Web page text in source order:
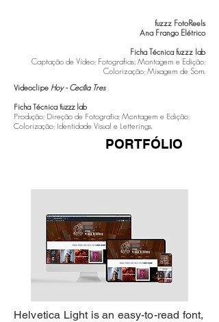
fuzzz FotoReels
Ana Frango Elétrico
Ficha Técnica fuzzz lab
Captação de Vídeo; Fotografias; Montagem e Edição;
Colorização; Mixagem de Som.
Videoclipe Hoy - Cecília Tres
Ficha Técnica fuzzz lab
Produção; Direção de Fotografia; Montagem e Edição;
Colorização; Identidade Visual e Letterings.
PORTFÓLIO
Helvetica Light is an easy-to-read font,